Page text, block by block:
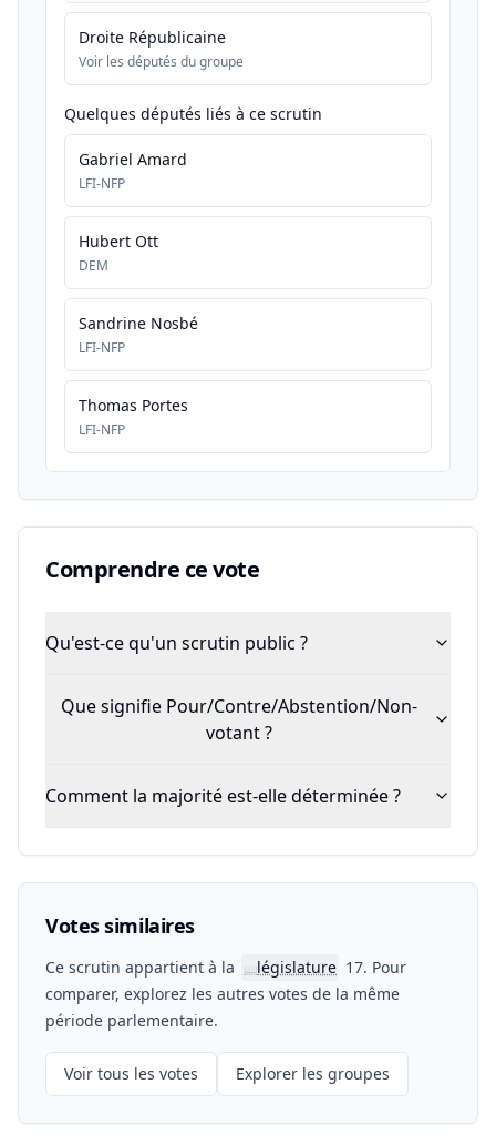
Droite Républicaine
Voir les députés du groupe
Quelques députés liés à ce scrutin
Gabriel Amard
LFI-NFP
Hubert Ott
DEM
Sandrine Nosbé
LFI-NFP
Thomas Portes
LFI-NFP
Comprendre ce vote
Qu'est-ce qu'un scrutin public ?
Que signifie Pour/Contre/Abstention/Non-
votant ?
Comment la majorité est-elle déterminée ?
Votes similaires
Ce scrutin appartient à la 📖législature 17. Pour
comparer, explorez les autres votes de la même
période parlementaire.
Voir tous les votes Explorer les groupes